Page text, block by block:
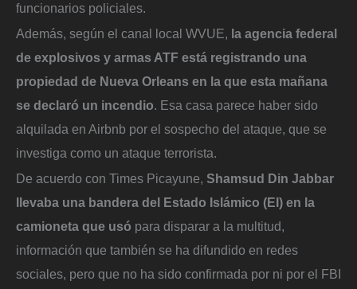
funcionarios policiales.
Además, según el canal local WVUE, la agencia federal
de explosivos y armas ATF está registrando una
propiedad de Nueva Orleans en la que esta mañana
se declaró un incendio. Esa casa parece haber sido
alquilada en Airbnb por el sospecho del ataque, que se
investiga como un ataque terrorista.
De acuerdo con Times Picayune, Shamsud Din Jabbar
llevaba una bandera del Estado Islámico (EI) en la
camioneta que usó para disparar a la multitud,
información que también se ha difundido en redes
sociales, pero que no ha sido confirmada por ni por el FBI